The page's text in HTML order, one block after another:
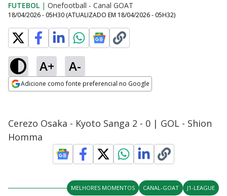
FUTEBOL | Onefootball - Canal GOAT
18/04/2026 - 05H30 (ATUALIZADO EM 18/04/2026 - 05H32)
A+ A-
Adicione como fonte preferencial no Google
Cerezo Osaka - Kyoto Sanga 2 - 0 | GOL - Shion
Homma
MELHORES MOMENTOS CANAL-GOAT J1-LEAGUE